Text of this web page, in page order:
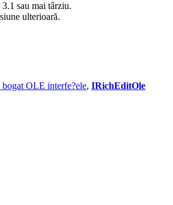
sau mai târziu.
ulterioară.
bogat OLE interfe?ele, IRichEditOle